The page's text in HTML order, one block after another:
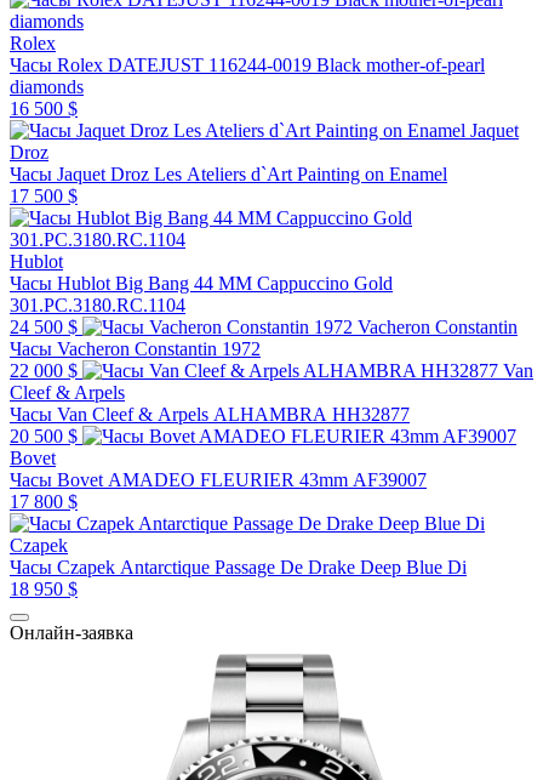
Rolex
Часы Rolex DATEJUST 116244-0019 Black mother-of-pearl
diamonds
16 500 $
Jaquet
Droz
Часы Jaquet Droz Les Ateliers d`Art Painting on Enamel
17 500 $
Hublot
Часы Hublot Big Bang 44 MM Cappuccino Gold
301.PC.3180.RC.1104
24 500 $
Vacheron Constantin
Часы Vacheron Constantin 1972
22 000 $
Van
Cleef & Arpels
Часы Van Cleef & Arpels ALHAMBRA HH32877
20 500 $
Bovet
Часы Bovet AMADEO FLEURIER 43mm AF39007
17 800 $
Czapek
Часы Czapek Antarctique Passage De Drake Deep Blue Di
18 950 $
Онлайн-заявка